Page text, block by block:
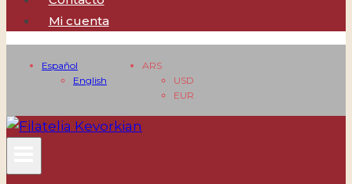
Mi cuenta
Español
English
ARS
USD
EUR